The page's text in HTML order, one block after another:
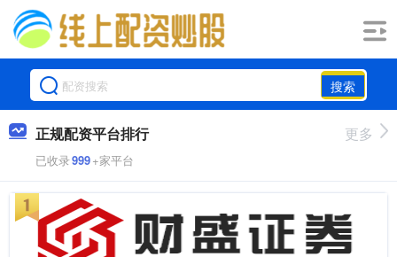
搜索
正规配资平台排行
已收录999+家平台
更多